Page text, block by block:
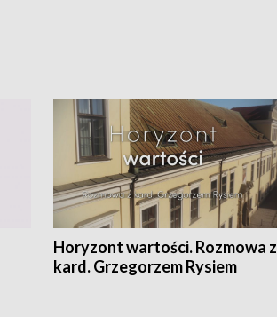
Horyzont wartości. Rozmowa z
kard. Grzegorzem Rysiem